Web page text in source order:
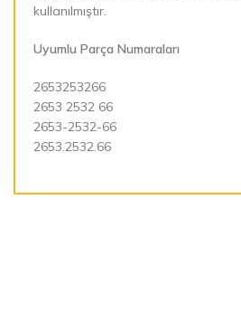
kullanılmıştır.
Uyumlu Parça Numaraları
2653253266
2653 2532 66
2653-2532-66
2653.2532.66